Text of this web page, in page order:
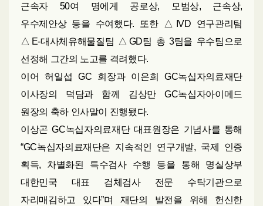
근속자 50여 명에게 공로상, 모범상, 근속상,
우수제안상 등을 수여했다. 또한 △IVD 연구관리팀
△E-대사체유해물질팀 △GD팀 총 3팀을 우수팀으로
선정해 그간의 노고를 격려했다.
이어 허일섭 GC 회장과 이은희 GC녹십자의료재단
이사장의 덕담과 함께 김상만 GC녹십자아이메드
원장의 축하 인사말이 진행됐다.
이상곤 GC녹십자의료재단 대표원장은 기념사를 통해
“GC녹십자의료재단은 지속적인 연구개발, 국제 인증
획득, 차별화된 특수검사 수행 등을 통해 명실상부
대한민국 대표 검체검사 전문 수탁기관으로
자리매김하고 있다”며 재단의 발전을 위해 헌신한